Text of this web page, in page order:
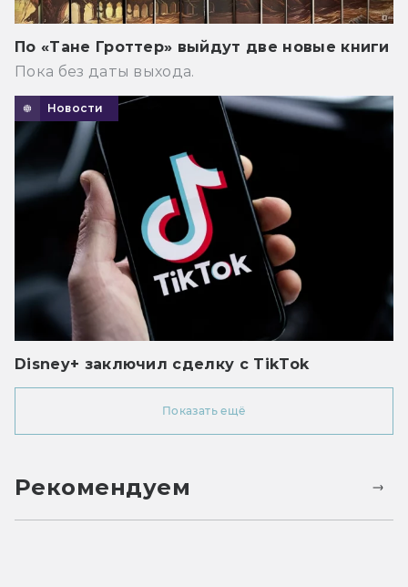
По «Тане Гроттер» выйдут две новые книги
Пока без даты выхода.
Новости
Disney+ заключил сделку с TikTok
Показать ещё
Рекомендуем